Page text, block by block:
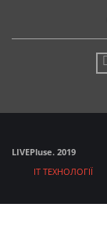
LIVEPluse. 2019
IT ТЕХНОЛОГІЇ